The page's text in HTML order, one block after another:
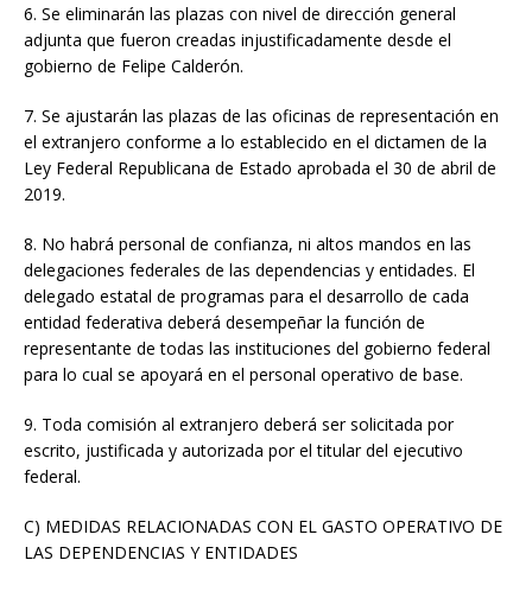
6. Se eliminarán las plazas con nivel de dirección general
adjunta que fueron creadas injustificadamente desde el
gobierno de Felipe Calderón.
7. Se ajustarán las plazas de las oficinas de representación en
el extranjero conforme a lo establecido en el dictamen de la
Ley Federal Republicana de Estado aprobada el 30 de abril de
2019.
8. No habrá personal de confianza, ni altos mandos en las
delegaciones federales de las dependencias y entidades. El
delegado estatal de programas para el desarrollo de cada
entidad federativa deberá desempeñar la función de
representante de todas las instituciones del gobierno federal
para lo cual se apoyará en el personal operativo de base.
9. Toda comisión al extranjero deberá ser solicitada por
escrito, justificada y autorizada por el titular del ejecutivo
federal.
C) MEDIDAS RELACIONADAS CON EL GASTO OPERATIVO DE
LAS DEPENDENCIAS Y ENTIDADES